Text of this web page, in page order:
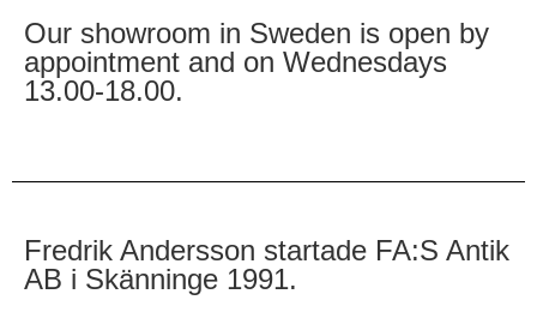
Our showroom in Sweden is open by
appointment and on Wednesdays
13.00-18.00.
Fredrik Andersson startade FA:S Antik
AB i Skänninge 1991.